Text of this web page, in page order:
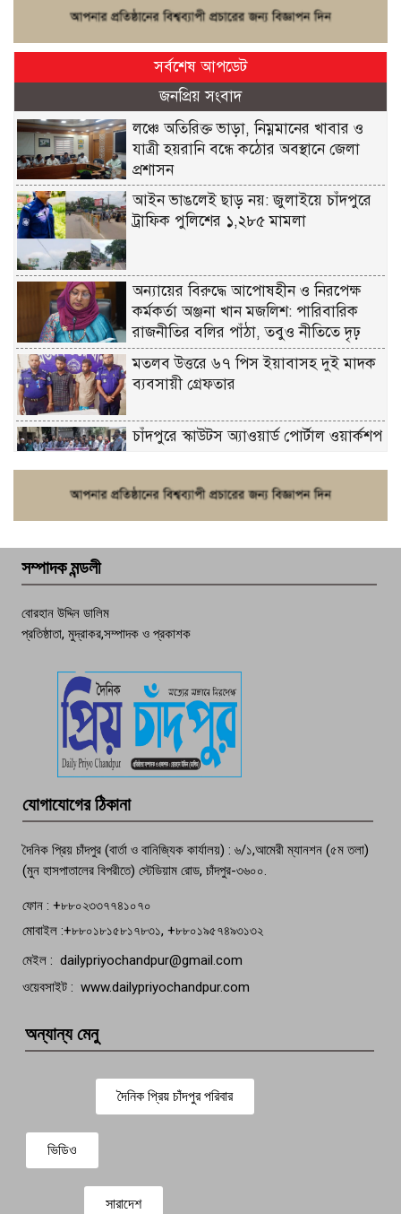
সর্বশেষ আপডেট
জনপ্রিয় সংবাদ
লঞ্চে অতিরিক্ত ভাড়া, নিম্নমানের খাবার ও
যাত্রী হয়রানি বন্ধে কঠোর অবস্থানে জেলা
প্রশাসন
আইন ভাঙলেই ছাড় নয়: জুলাইয়ে চাঁদপুরে
ট্রাফিক পুলিশের ১,২৮৫ মামলা
অন্যায়ের বিরুদ্ধে আপোষহীন ও নিরপেক্ষ
কর্মকর্তা অঞ্জনা খান মজলিশ: পারিবারিক
রাজনীতির বলির পাঁঠা, তবুও নীতিতে দৃঢ়
মতলব উত্তরে ৬৭ পিস ইয়াবাসহ দুই মাদক
ব্যবসায়ী গ্রেফতার
চাঁদপুরে স্কাউটস অ্যাওয়ার্ড পোর্টাল ওয়ার্কশপ
পচা দুর্গন্ধে ৯৯৯-এ ফোন, ফরিদগঞ্জে
তরুণের অর্ধগলিত লাশ উদ্ধার
বেঁচে নেই, বিভিন্ন সংগঠনের শোক
সম্পাদক মন্ডলী
বোরহান উদ্দিন ডালিম
প্রতিষ্ঠাতা, মুদ্রাকর,সম্পাদক ও প্রকাশক
যোগাযোগের ঠিকানা
দৈনিক প্রিয় চাঁদপুর (বার্তা ও বানিজ্যিক কার্যালয়) : ৬/১,আমেরী ম্যানশন (৫ম তলা)
(মুন হাসপাতালের বিপরীতে) স্টেডিয়াম রোড, চাঁদপুর-৩৬০০.
ফোন : +৮৮০২৩৩৭৭৪১০৭০
মোবাইল :+৮৮০১৮১৫৮১৭৮৩১, +৮৮০১৯৫৭৪৯৩১৩২
মেইল : dailypriyochandpur@gmail.com
ওয়েবসাইট : www.dailypriyochandpur.com
অন্যান্য মেনু
দৈনিক প্রিয় চাঁদপুর পরিবার
ভিডিও
সারাদেশ